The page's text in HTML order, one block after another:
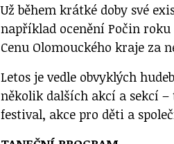
Už během krátké doby své
například ocenění Počin
Cenu Olomouckého kraje za
Letos je vedle obvyklých
několik dalších akcí a sekcí
festival, akce pro děti a